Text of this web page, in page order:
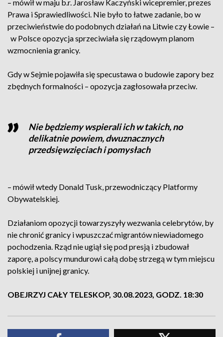
– mówił w maju b.r. Jarosław Kaczyński wicepremier, prezes
Prawa i Sprawiedliwości. Nie było to łatwe zadanie, bo w
przeciwieństwie do podobnych działań na Litwie czy Łowie –
w Polsce opozycja sprzeciwiała się rządowym planom
wzmocnienia granicy.
Gdy w Sejmie pojawiła się specustawa o budowie zapory bez
zbędnych formalności – opozycja zagłosowała przeciw.
Nie będziemy wspierali ich w takich, no
delikatnie powiem, dwuznacznych
przedsięwzięciach i pomysłach
– mówił wtedy Donald Tusk, przewodniczący Platformy
Obywatelskiej.
Działaniom opozycji towarzyszyły wezwania celebrytów, by
nie chronić granicy i wpuszczać migrantów niewiadomego
pochodzenia. Rząd nie ugiął się pod presją i zbudował
zaporę, a polscy mundurowi całą dobę strzegą w tym miejscu
polskiej i unijnej granicy.
OBEJRZYJ CAŁY TELESKOP, 30.08.2023, GODZ. 18:30